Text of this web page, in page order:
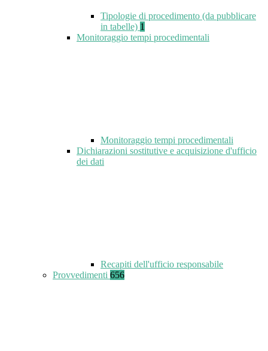
Tipologie di procedimento (da pubblicare
in tabelle) 1
Monitoraggio tempi procedimentali
Monitoraggio tempi procedimentali
Dichiarazioni sostitutive e acquisizione d'ufficio
dei dati
Recapiti dell'ufficio responsabile
Provvedimenti 656